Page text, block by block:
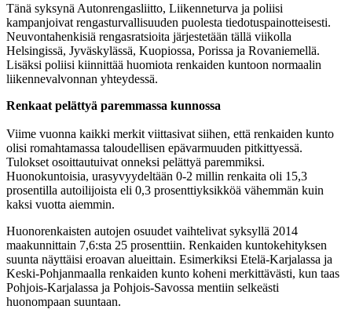
Tänä syksynä Autonrengasliitto, Liikenneturva ja poliisi
kampanjoivat rengasturvallisuuden puolesta tiedotuspainotteisesti.
Neuvontahenkisiä rengasratsioita järjestetään tällä viikolla
Helsingissä, Jyväskylässä, Kuopiossa, Porissa ja Rovaniemellä.
Lisäksi poliisi kiinnittää huomiota renkaiden kuntoon normaalin
liikennevalvonnan yhteydessä.
Renkaat pelättyä paremmassa kunnossa
Viime vuonna kaikki merkit viittasivat siihen, että renkaiden kunto
olisi romahtamassa taloudellisen epävarmuuden pitkittyessä.
Tulokset osoittautuivat onneksi pelättyä paremmiksi.
Huonokuntoisia, urasyvyydeltään 0-2 millin renkaita oli 15,3
prosentilla autoilijoista eli 0,3 prosenttiyksikköä vähemmän kuin
kaksi vuotta aiemmin.
Huonorenkaisten autojen osuudet vaihtelivat syksyllä 2014
maakunnittain 7,6:sta 25 prosenttiin. Renkaiden kuntokehityksen
suunta näyttäisi eroavan alueittain. Esimerkiksi Etelä-Karjalassa ja
Keski-Pohjanmaalla renkaiden kunto koheni merkittävästi, kun taas
Pohjois-Karjalassa ja Pohjois-Savossa mentiin selkeästi
huonompaan suuntaan.